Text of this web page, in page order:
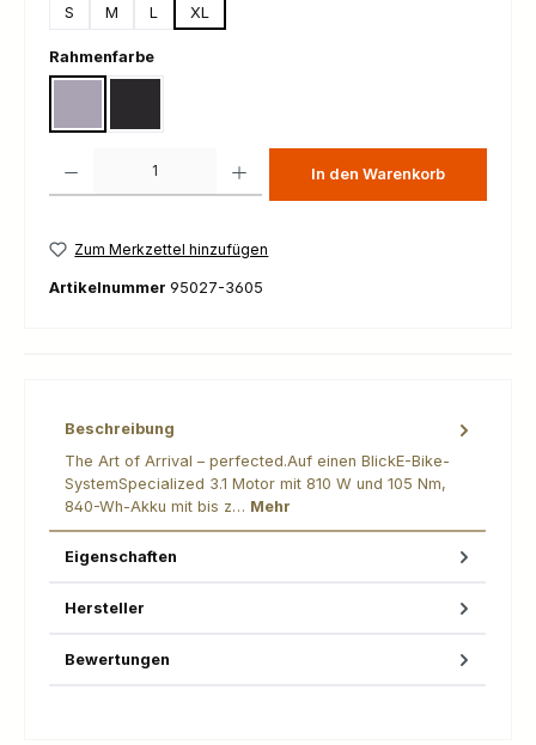
S
M L XL
Rahmenfarbeauswählen
In den Warenkorb
Zum Merkzettel hinzufügen
Artikelnummer 95027-3605
Beschreibung
The Art of Arrival – perfected.Auf einen BlickE-Bike-
SystemSpecialized 3.1 Motor mit 810 W und 105 Nm,
840-Wh-Akku mit bis z… Mehr
Eigenschaften
Hersteller
Bewertungen